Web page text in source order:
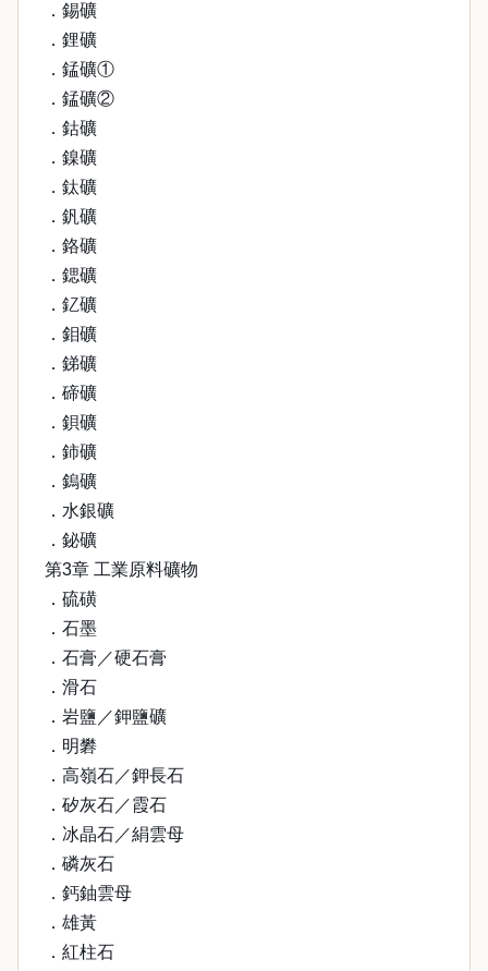
．錫礦
．鋰礦
．錳礦①
．錳礦②
．鈷礦
．鎳礦
．鈦礦
．釩礦
．鉻礦
．鍶礦
．釔礦
．鉬礦
．銻礦
．碲礦
．鋇礦
．鈰礦
．鎢礦
．水銀礦
．鉍礦
第3章 工業原料礦物
．硫磺
．石墨
．石膏／硬石膏
．滑石
．岩鹽／鉀鹽礦
．明礬
．高嶺石／鉀長石
．矽灰石／霞石
．冰晶石／絹雲母
．磷灰石
．鈣鈾雲母
．雄黃
．紅柱石